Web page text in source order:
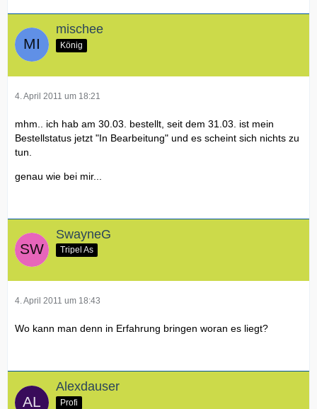
mischee
König
4. April 2011 um 18:21
mhm.. ich hab am 30.03. bestellt, seit dem 31.03. ist mein
Bestellstatus jetzt "In Bearbeitung" und es scheint sich nichts zu
tun.
genau wie bei mir...
SwayneG
Tripel As
4. April 2011 um 18:43
Wo kann man denn in Erfahrung bringen woran es liegt?
Alexdauser
Profi